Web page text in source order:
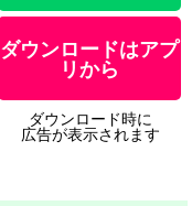
ダウンロードはアプ
リから
ダウンロード時に
広告が表示されます